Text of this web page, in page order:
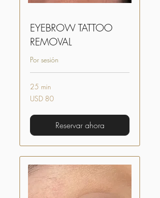
EYEBROW TATTOO
REMOVAL
Por sesión
25 min
80
dólares
USD 80
Reservar ahora